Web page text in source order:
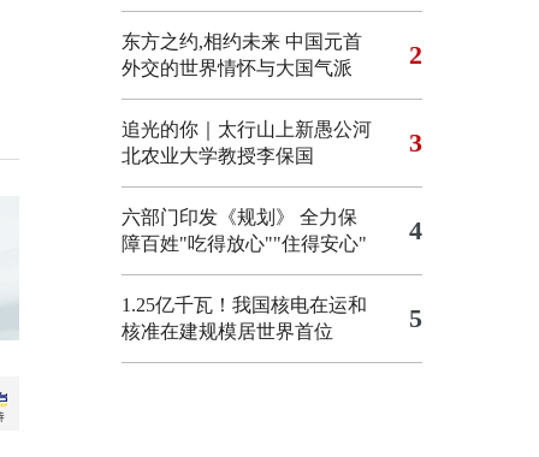
东方之约,相约未来 中国元首
外交的世界情怀与大国气派
2
追光的你｜太行山上新愚公河
北农业大学教授李保国
3
六部门印发《规划》 全力保
障百姓"吃得放心""住得安心"
4
1.25亿千瓦！我国核电在运和
核准在建规模居世界首位
5